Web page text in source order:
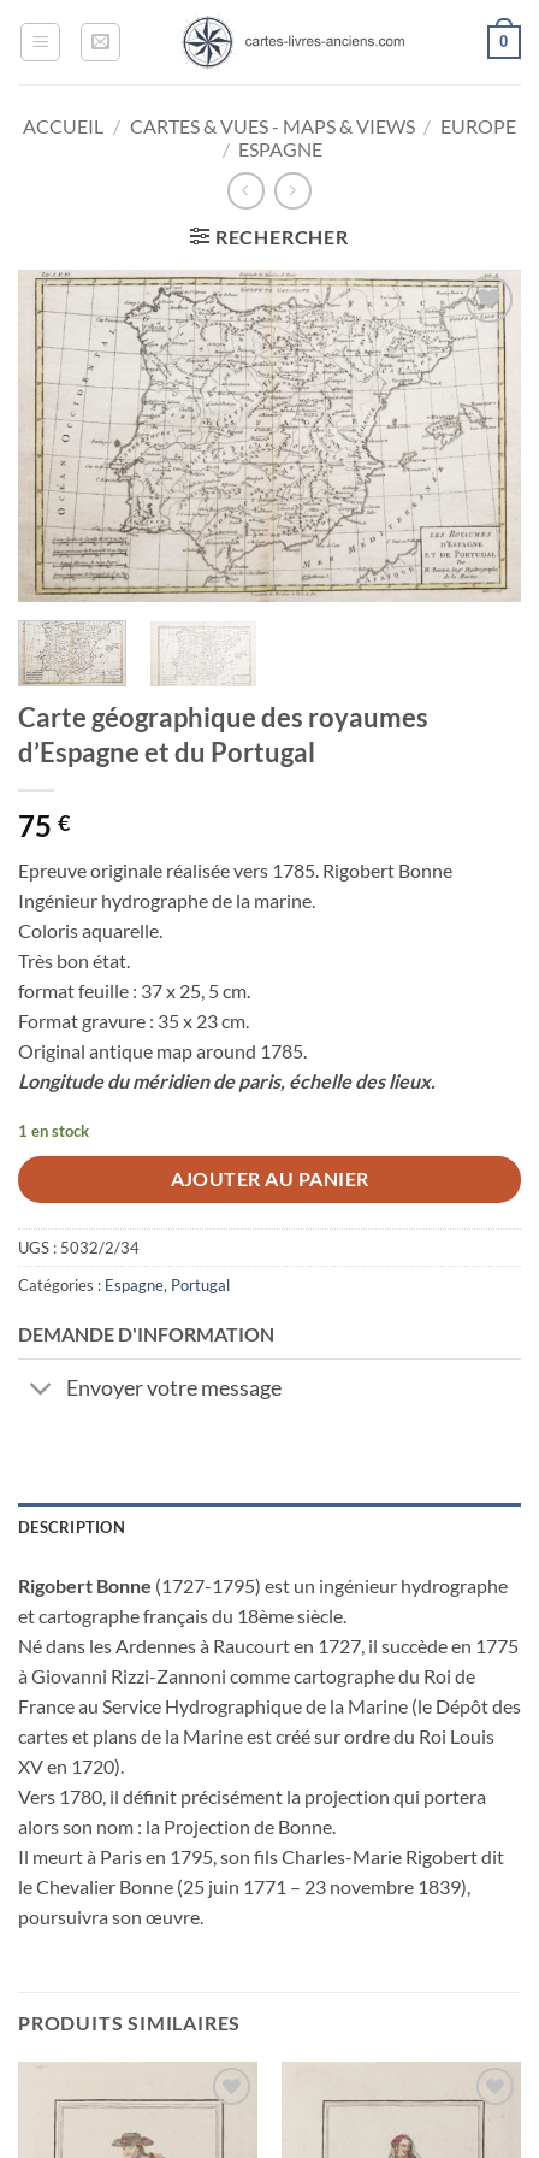
0
ACCUEIL / CARTES & VUES - MAPS & VIEWS / EUROPE
/ ESPAGNE
RECHERCHER
Ajouter
à la
wishlist
Carte géographique des royaumes
d’Espagne et du Portugal
75 €
Epreuve originale réalisée vers 1785. Rigobert Bonne
Ingénieur hydrographe de la marine.
Coloris aquarelle.
Très bon état.
format feuille : 37 x 25, 5 cm.
Format gravure : 35 x 23 cm.
Original antique map around 1785.
Longitude du méridien de paris, échelle des lieux.
1 en stock
AJOUTER AU PANIER
UGS : 5032/2/34
Catégories : Espagne, Portugal
DEMANDE D'INFORMATION
Envoyer votre message
DESCRIPTION
Rigobert Bonne (1727-1795) est un ingénieur hydrographe
et cartographe français du 18ème siècle.
Né dans les Ardennes à Raucourt en 1727, il succède en 1775
à Giovanni Rizzi-Zannoni comme cartographe du Roi de
France au Service Hydrographique de la Marine (le Dépôt des
cartes et plans de la Marine est créé sur ordre du Roi Louis
XV en 1720).
Vers 1780, il définit précisément la projection qui portera
alors son nom : la Projection de Bonne.
Il meurt à Paris en 1795, son fils Charles-Marie Rigobert dit
le Chevalier Bonne (25 juin 1771 – 23 novembre 1839),
poursuivra son œuvre.
PRODUITS SIMILAIRES
Ajouter
à la